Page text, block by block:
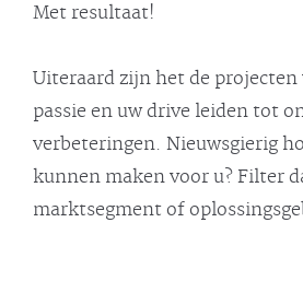
Met resultaat!
Uiteraard zijn het de projecten
passie en uw drive leiden tot
verbeteringen. Nieuwsgierig
kunnen maken voor u? Filter
marktsegment of